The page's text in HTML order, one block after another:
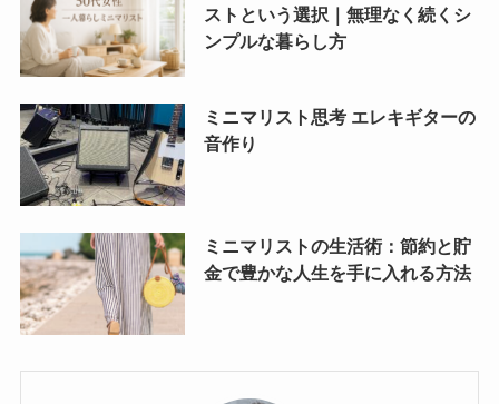
ストという選択｜無理なく続くシ
ンプルな暮らし方
ミニマリスト思考 エレキギターの
音作り
ミニマリストの生活術：節約と貯
金で豊かな人生を手に入れる方法